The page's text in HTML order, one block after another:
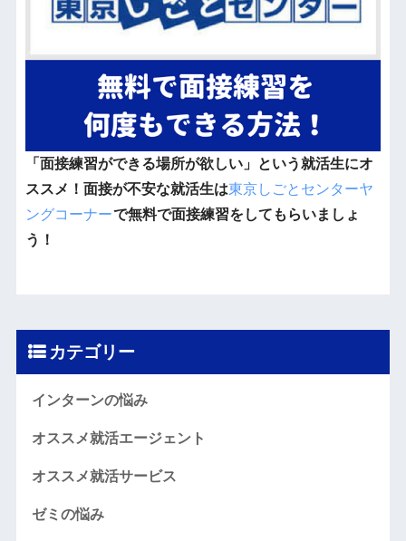
「面接練習ができる場所が欲しい」という就活生にオ
ススメ！面接が不安な就活生は東京しごとセンターヤ
ングコーナーで無料で面接練習をしてもらいましょ
う！
カテゴリー
インターンの悩み
オススメ就活エージェント
オススメ就活サービス
ゼミの悩み